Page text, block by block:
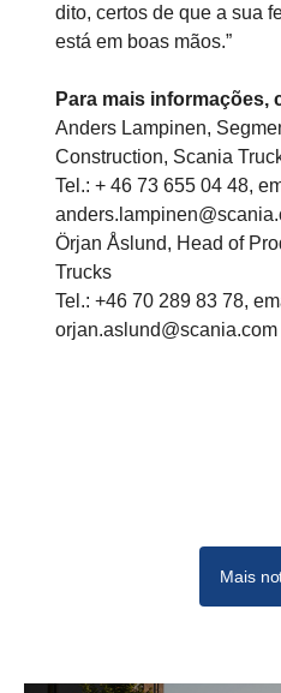
dito, certos de que a sua
está em boas mãos.”
Para mais informações,
Anders Lampinen,
Construction, Scania
Tel.: + 46 73 655 04 48,
Örjan Åslund, Head of
Trucks
Tel.: +46 70 289 83 78,
orjan.aslund@scania.com
Mais